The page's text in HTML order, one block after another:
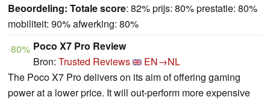
Beoordeling: Totale score: 82% prijs: 80% prestatie: 80%
mobiliteit: 90% afwerking: 80%
80% Poco X7 Pro Review
Bron: Trusted Reviews
EN→NL
The Poco X7 Pro delivers on its aim of offering gaming
power at a lower price. It will out-perform more expensive